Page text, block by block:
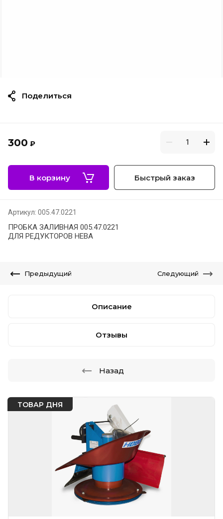
ТОВАР ДНЯ
300 ₽
В корзину Быстрый заказ
Артикул: 005.47.0221
ПРОБКА ЗАЛИВНАЯ 005.47.0221
ДЛЯ РЕДУКТОРОВ НЕВА
Поделиться
Предыдущий Следующий
Описание
Отзывы
Назад